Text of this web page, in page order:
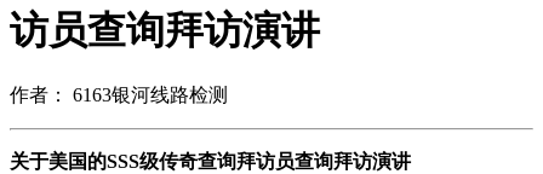
访员查询拜访演讲
作者： 6163银河线路检测
关于美国的SSS级传奇查询拜访员查询拜访演讲